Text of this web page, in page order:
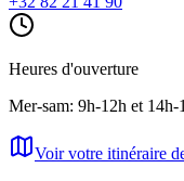
Heures d'ouverture
Mer-sam: 9h-12h et
Voir votre itinéraire